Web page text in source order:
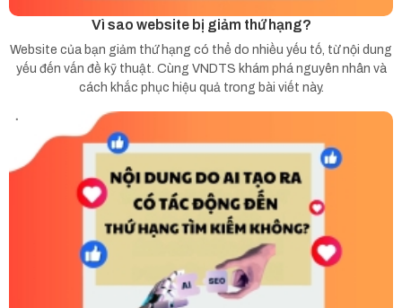
Vì sao website bị giảm thứ hạng?
Website của bạn giảm thứ hạng có thể do nhiều yếu tố, từ nội dung
yếu đến vấn đề kỹ thuật. Cùng VNDTS khám phá nguyên nhân và
cách khắc phục hiệu quả trong bài viết này.